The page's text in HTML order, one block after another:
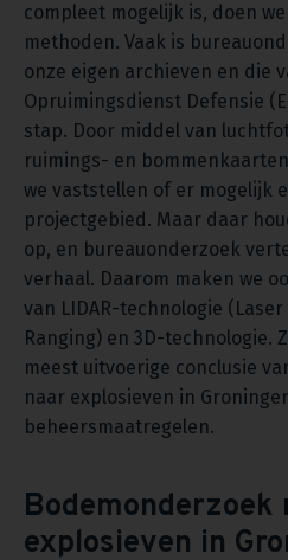
compleet mogelijk is, doen
methoden. Vaak is
onze eigen archieven en die
Opruimingsdienst Defensie
stap. Door middel van
ruimings- en
we vaststellen of er mogelijk
projectgebied. Maar daar
op, en bureauonderzoek
verhaal. Daarom maken we
van LIDAR-technologie
Ranging) en 3D-technologie.
meest uitvoerige conclusie
naar explosieven in
beheersmaatregelen.
Bodemonderzoek
explosieven in